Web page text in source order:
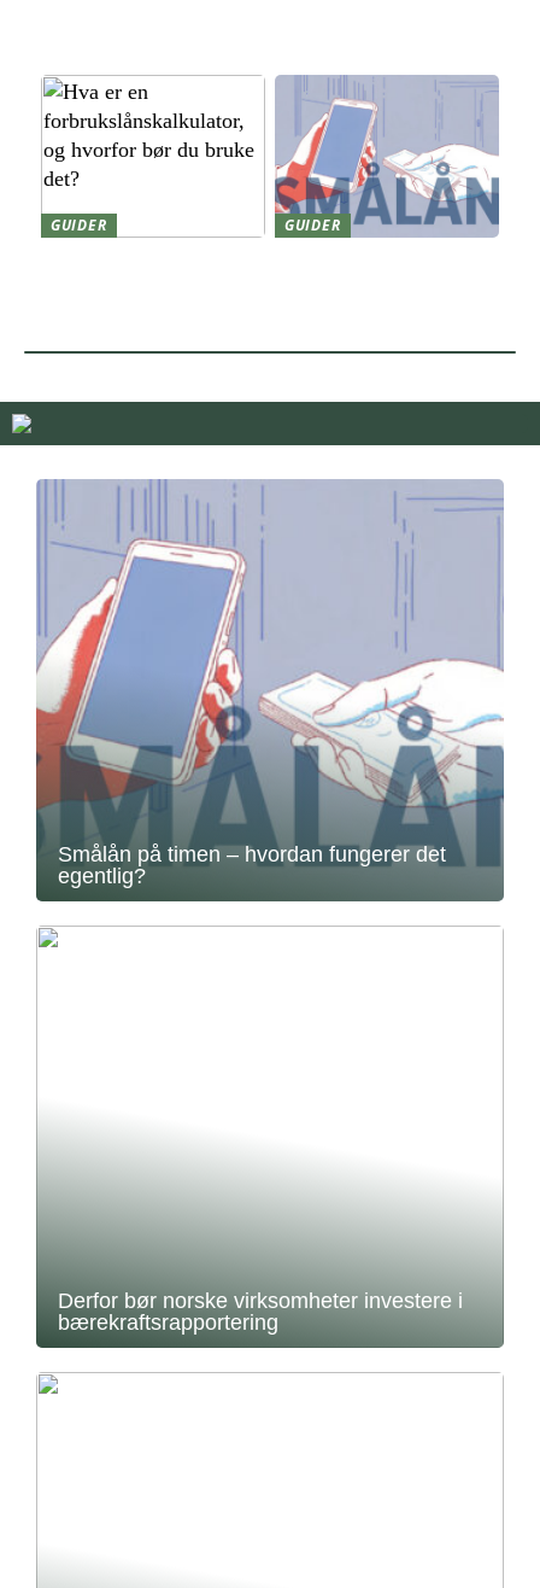
GUIDER
GUIDER
Smålån på timen – hvordan fungerer det
egentlig?
Derfor bør norske virksomheter investere i
bærekraftsrapportering